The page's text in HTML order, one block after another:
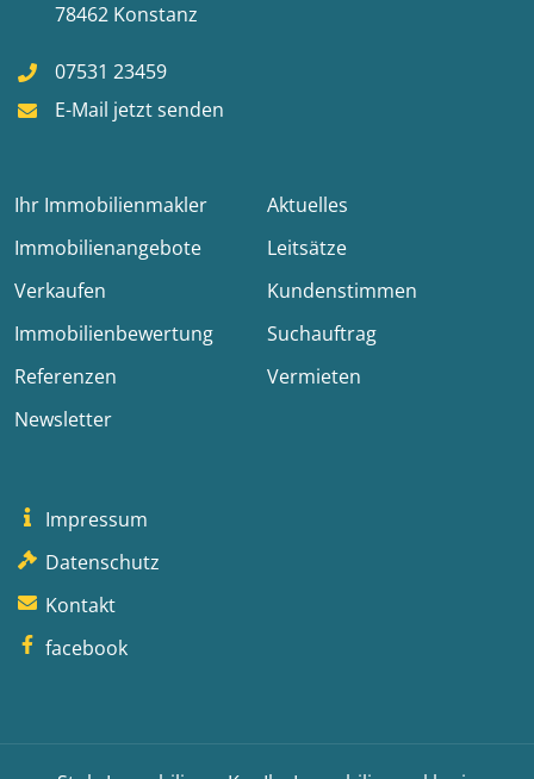
78462 Konstanz
07531 23459
E-Mail jetzt senden
Ihr Immobilienmakler
Aktuelles
Immobilienangebote
Leitsätze
Verkaufen
Kundenstimmen
Immobilienbewertung
Suchauftrag
Referenzen
Vermieten
Newsletter
Impressum
Datenschutz
Kontakt
facebook